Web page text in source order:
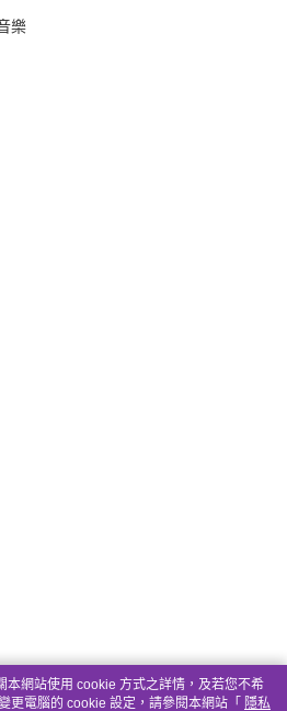
樂
本網站使用 cookie 方式之詳情，及若您不希
更電腦的 cookie 設定，請參閱本網站「 隱私